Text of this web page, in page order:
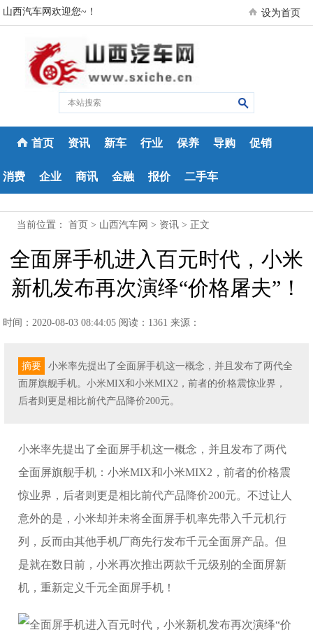
山西汽车网欢迎您~！ 设为首页
首页 资讯 新车 行业 保养 导购 促销
消费 企业 商讯 金融 报价 二手车
当前位置：首页 > 山西汽车网 > 资讯 > 正文
全面屏手机进入百元时代，小米
新机发布再次演绎“价格屠夫”！
时间：2020-08-03 08:44:05 阅读：1361 来源：
摘要
小米率先提出了全面屏手机这一概念，并且发布了两代全
面屏旗舰手机。小米MIX和小米MIX2，前者的价格震惊业界，
后者则更是相比前代产品降价200元。
小米率先提出了全面屏手机这一概念，并且发布了两代
全面屏旗舰手机：小米MIX和小米MIX2，前者的价格震
惊业界，后者则更是相比前代产品降价200元。不过让人
意外的是，小米却并未将全面屏手机率先带入千元机行
列，反而由其他手机厂商先行发布千元全面屏产品。但
是就在数日前，小米再次推出两款千元级别的全面屏新
机，重新定义千元全面屏手机！